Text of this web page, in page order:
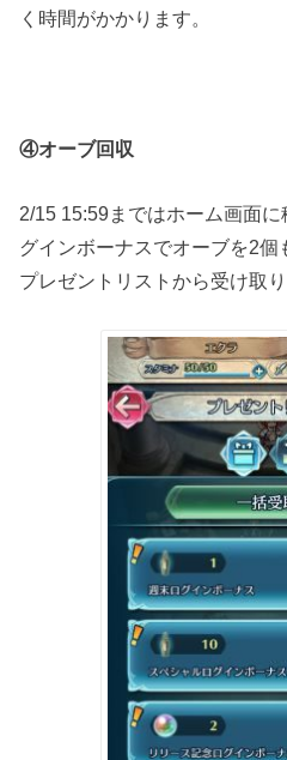
く時間がかかります。
④オーブ回収
2/15 15:59まではホーム画面
グインボーナスでオーブを2
プレゼントリストから受け取り